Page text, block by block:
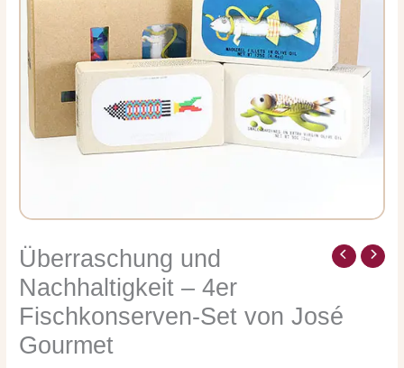
Überraschung und
Nachhaltigkeit – 4er
Fischkonserven-Set von José
Gourmet
Überraschung
Nachhaltigkeit
-
4er
Fischkonserven-